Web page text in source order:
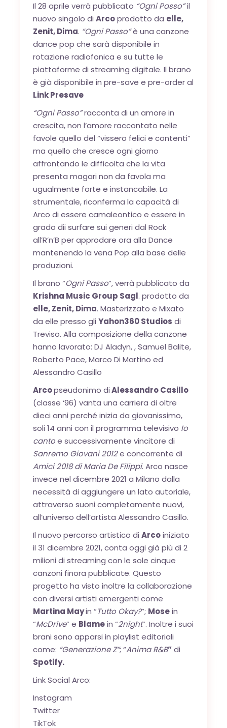
OK
Il 28 aprile verrà pubblicato “Ogni Passo”il
nuovo singolo diArcoprodotto da elle,
Zenit, Dima. “Ogni Passo”è una canzone
dance pop che sarà disponibile in
rotazione radiofonica e su tutte le
piattaforme di streaming digitale. Il brano
è già disponibile in pre-save e pre-order al
Link Presave
“Ogni Passo”racconta di un amore in
crescita, non l’amore raccontato nelle
favole quello del “vissero felici e contenti”
ma quello che cresce ogni giorno
affrontando le difficolta che la vita
presenta magari non da favola ma
ugualmente forte e instancabile. La
strumentale, riconferma la capacità di
Arco di essere camaleontico e essere in
grado dii surfare sui generi dal Rock
all’R’n’B per approdare ora alla Dance
mantenendo la vena Pop alla base delle
produzioni.
Il brano “Ogni Passo”, verrà pubblicato da
Krishna Music Group Sagl. prodotto da
elle, Zenit, Dima. Masterizzato e Mixato
da elle presso gliYahon360 Studios di
Treviso. Alla composizione della canzone
hanno lavorato: DJ Aladyn, , Samuel Balite,
Roberto Pace, Marco Di Martino ed
Alessandro Casillo
Arcopseudonimo diAlessandro Casillo
(classe ‘96) vanta una carriera di oltre
dieci anni perché inizia da giovanissimo,
soli 14 anni con il programma televisivo Io
cantoe successivamente vincitore di
Sanremo Giovani 2012e concorrente di
Amici 2018 di Maria De Filippi. Arco nasce
invece nel dicembre 2021 a Milano dalla
necessità di aggiungere un lato autoriale,
attraverso suoni completamente nuovi,
all’universo dell’artista Alessandro Casillo.
Il nuovo percorso artistico diArcoiniziato
il 31 dicembre 2021, conta oggi già più di 2
milioni di streaming con le sole cinque
canzoni finora pubblicate. Questo
progetto ha visto inoltre la collaborazione
con diversi artisti emergenti come
Martina Mayin “Tutto Okay?”; Mosein
“McDrive” e Blamein “2night”. Inoltre i suoi
brani sono apparsi in playlist editoriali
come: “Generazione Z”; “Anima R&B”di
Spotify.
Link Social Arco:
Instagram
Twitter
TikTok